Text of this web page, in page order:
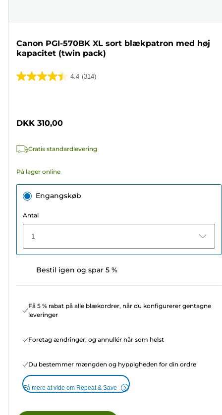
Canon PGI-570BK XL sort blækpatron med høj
kapacitet (twin pack)
4.4 (314)
4.4
stjerner.
anmeldelser
DKK 310,00
Gratis standardlevering
På lager online
Engangskøb
Antal
1
Bestil igen og spar 5 %
Få 5 % rabat på alle blækordrer, når du konfigurerer gentagne
leveringer
Foretag ændringer, og annullér når som helst
Du bestemmer mængden og hyppigheden for din ordre
Få mere at vide om Repeat & Save